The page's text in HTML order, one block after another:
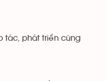
tác, phát triển cùng